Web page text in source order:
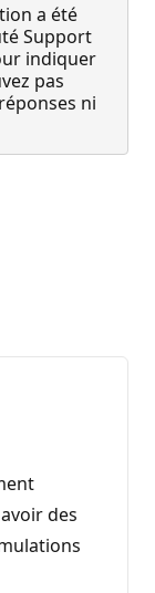
a été
Support
indiquer
pas
ni
des